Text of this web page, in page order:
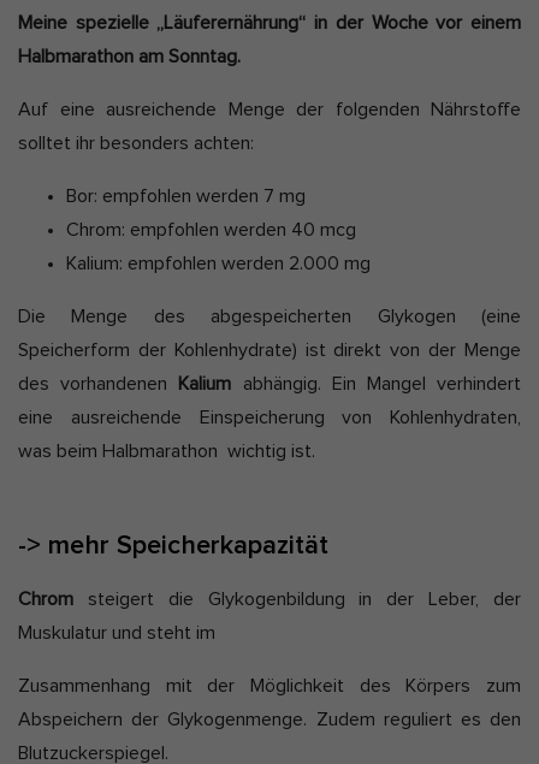
Meine spezielle „Läuferernährung“ in der Woche vor einem
Halbmarathon am Sonntag.
Auf eine ausreichende Menge der folgenden Nährstoffe
solltet ihr besonders achten:
Bor: empfohlen werden 7 mg
Chrom: empfohlen werden 40 mcg
Kalium: empfohlen werden 2.000 mg
Die Menge des abgespeicherten Glykogen (eine
Speicherform der Kohlenhydrate) ist direkt von der Menge
des vorhandenen
Kalium abhängig. Ein Mangel verhindert
eine ausreichende Einspeicherung von Kohlenhydraten,
was beim Halbmarathon wichtig ist.
-> mehr Speicherkapazität
Chrom steigert die Glykogenbildung in der Leber, der
Muskulatur und steht im
Zusammenhang mit der Möglichkeit des Körpers zum
Abspeichern der Glykogenmenge. Zudem reguliert es den
Blutzuckerspiegel.